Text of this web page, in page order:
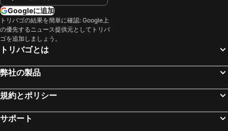
sHome Hotel Graz
Pension Günther
Linz Hauptbahnhof
ブラチスラヴァ城
Ljubljana Center
Stenjevec
Riviéra
Mirabell Palace
Hauptbahnhof Graz
ザルツブルク大聖堂
Salzwelten Hallstatt
Googleに追加
トリバゴの結果を簡単に確認: Google上
の優先するニュース提供元としてトリバ
ゴを追加しましょう。
トリバゴとは
弊社の製品
規約とポリシー
サポート